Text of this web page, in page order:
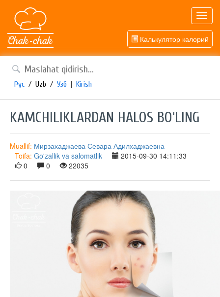
Калькулятор калорий
Рус / Uzb / Узб | Kirish
KAMCHILIKLARDAN HALOS BO‘LING
Muallif: Мирзахаджаева Севара Адилхаджаевна
Toifa: Go'zallik va salomatlik
2015-09-30 14:11:33
0
0 22035